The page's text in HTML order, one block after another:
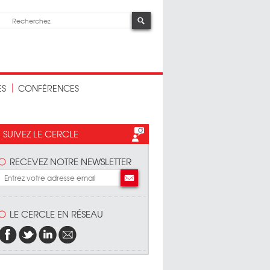
CONFÉRENCES
SUIVEZ LE CERCLE
RECEVEZ NOTRE NEWSLETTER
LE CERCLE EN RÉSEAU